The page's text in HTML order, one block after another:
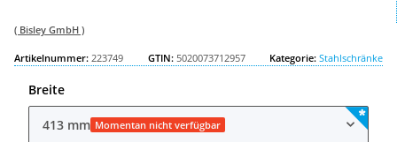
( Bisley GmbH )
Artikelnummer: 223749 GTIN: 5020073712957 Kategorie: Stahlschränke
Breite
413 mm Momentan nicht verfügbar